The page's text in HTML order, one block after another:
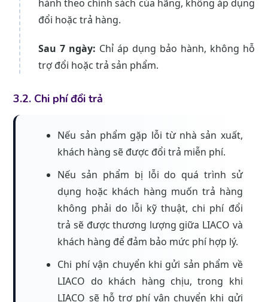
hành theo chính sách của hãng, không áp dụng
đổi hoặc trả hàng.
Sau 7 ngày: Chỉ áp dụng bảo hành, không hỗ
trợ đổi hoặc trả sản phẩm.
3.2. Chi phí đổi trả
Nếu sản phẩm gặp lỗi từ nhà sản xuất,
khách hàng sẽ được đổi trả miễn phí.
Nếu sản phẩm bị lỗi do quá trình sử
dụng hoặc khách hàng muốn trả hàng
không phải do lỗi kỹ thuật, chi phí đổi
trả sẽ được thương lượng giữa LIACO và
khách hàng để đảm bảo mức phí hợp lý.
Chi phí vận chuyển khi gửi sản phẩm về
LIACO do khách hàng chịu, trong khi
LIACO sẽ hỗ trợ phí vận chuyển khi gửi